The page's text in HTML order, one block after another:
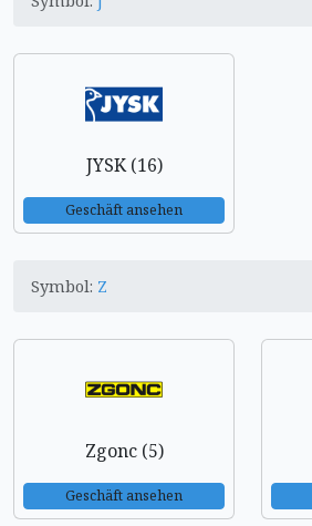
JYSK (16)
Geschäft ansehen
Symbol: Z
Zgonc (5)
Geschäft ansehen